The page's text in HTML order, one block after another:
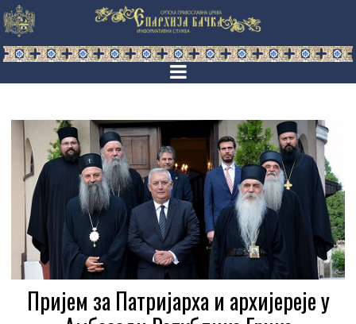
Пријем за Патријарха и архијереје у